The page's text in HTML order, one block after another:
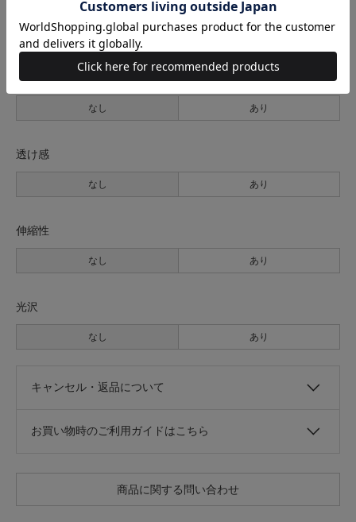
薄手 普通 厚手
裏地
なし あり
透け感
なし あり
伸縮性
なし あり
光沢
なし あり
キャンセル・返品について
お買い物時のご利用ガイドはこちら
商品に関する問い合わせ